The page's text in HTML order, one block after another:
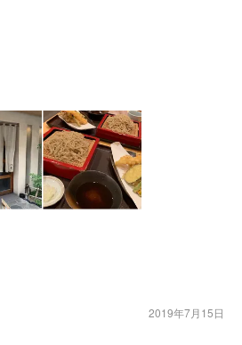
2019年7月15日